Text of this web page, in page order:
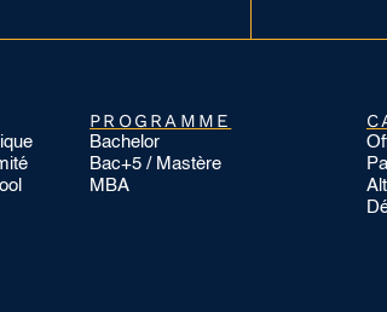
PROGRAMME
Bachelor
Bac+5 / Mastère
MBA